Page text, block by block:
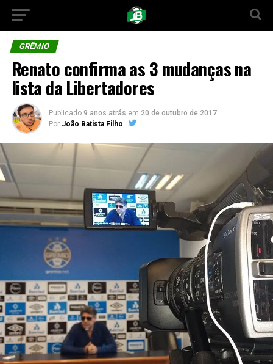
GRÊMIO
Renato confirma as 3 mudanças na
lista da Libertadores
Publicado 9 anos atrás em 20 de outubro de 2017
Por João Batista Filho